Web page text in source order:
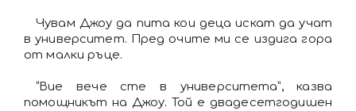
Чувам Джоу да пита кои деца искат да учат
в университет. Пред очите ми се издига гора
от малки ръце.
“Вие вече сте в университета”, казва
помощникът на Джоу. Той е двадесетгодишен